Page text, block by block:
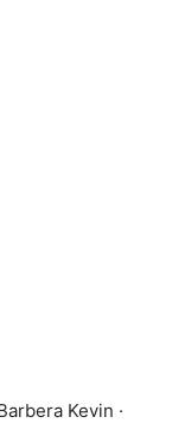
Kevin ·